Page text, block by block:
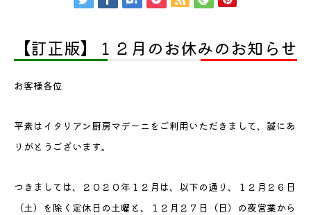
【訂正版】１２月のお休みのお知らせ
お客様各位
平素はイタリアン厨房マデーニをご利用いただきまして、誠にあ
りがとうございます。
つきましては、２０２０年１２月は、以下の通り、１２月２６日
（土）を除く定休日の土曜と、１２月２７日（日）の夜営業から